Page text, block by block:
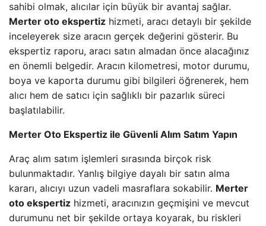
sahibi olmak, alıcılar için büyük bir avantaj sağlar.
Merter oto ekspertiz hizmeti, aracı detaylı bir şekilde
inceleyerek size aracın gerçek değerini gösterir. Bu
ekspertiz raporu, aracı satın almadan önce alacağınız
en önemli belgedir. Aracın kilometresi, motor durumu,
boya ve kaporta durumu gibi bilgileri öğrenerek, hem
alıcı hem de satıcı için sağlıklı bir pazarlık süreci
başlatılabilir.
Merter Oto Ekspertiz ile Güvenli Alım Satım Yapın
Araç alım satım işlemleri sırasında birçok risk
bulunmaktadır. Yanlış bilgiye dayalı bir satın alma
kararı, alıcıyı uzun vadeli masraflara sokabilir. Merter
oto ekspertiz hizmeti, aracınızın geçmişini ve mevcut
durumunu net bir şekilde ortaya koyarak, bu riskleri